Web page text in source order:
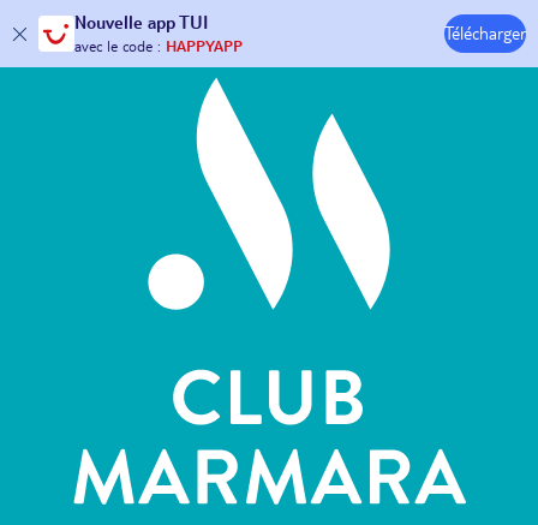
Nouvelle app TUI
30€ offerts*sur votrevoyage !
avec le code :HAPPYAPP
Télécharger
Hôtels & Clubs